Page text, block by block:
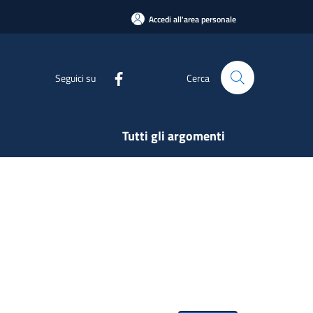
Accedi all'area personale
Seguici su Cerca
Tutti gli argomenti